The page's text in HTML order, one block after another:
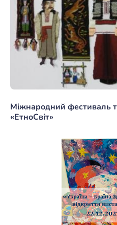
Міжнародний фестиваль
«ЕтноСвіт»